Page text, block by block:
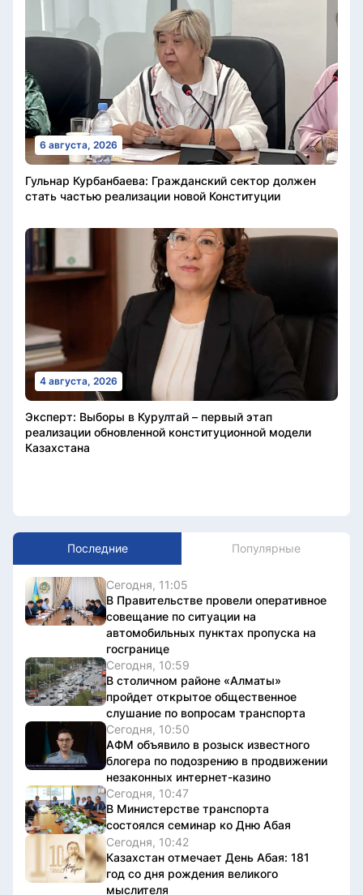
6 августа, 2026
Гульнар Курбанбаева: Гражданский сектор должен
стать частью реализации новой Конституции
4 августа, 2026
Эксперт: Выборы в Курултай – первый этап
реализации обновленной конституционной модели
Казахстана
Последние Популярные
Сегодня, 11:05
В Правительстве провели оперативное
совещание по ситуации на
автомобильных пунктах пропуска на
госгранице
Сегодня, 10:59
В столичном районе «Алматы»
пройдет открытое общественное
слушание по вопросам транспорта
Сегодня, 10:50
АФМ объявило в розыск известного
блогера по подозрению в продвижении
незаконных интернет-казино
Сегодня, 10:47
В Министерстве транспорта
состоялся семинар ко Дню Абая
Сегодня, 10:42
Казахстан отмечает День Абая: 181
год со дня рождения великого
мыслителя